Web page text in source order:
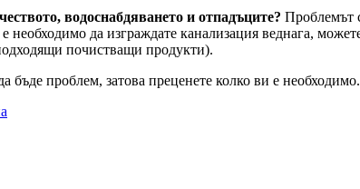
водоснабдяването и отпадъците? Проблемът
необходимо да изграждате канализация веднага,
почистващи продукти).
бъде проблем, затова преценете колко ви е